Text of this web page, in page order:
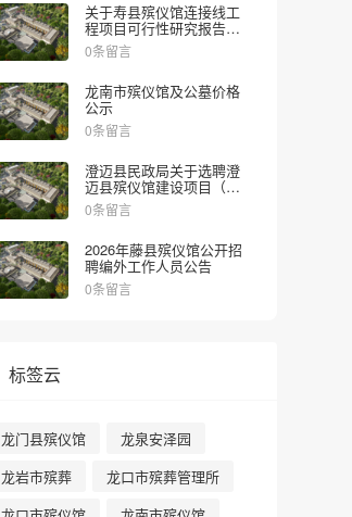
关于寿县殡仪馆连接线工
程项目可行性研究报告的
批复
0条留言
龙南市殡仪馆及公墓价格
公示
0条留言
澄迈县民政局关于选聘澄
迈县殡仪馆建设项目（一
期）社会稳定风险评估机
构的公告
0条留言
2026年藤县殡仪馆公开招
聘编外工作人员公告
0条留言
标签云
龙门县殡仪馆
龙泉安泽园
龙岩市殡葬
龙口市殡葬管理所